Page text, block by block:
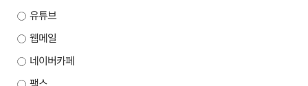
유튜브
웹메일
네이버카페
팩스